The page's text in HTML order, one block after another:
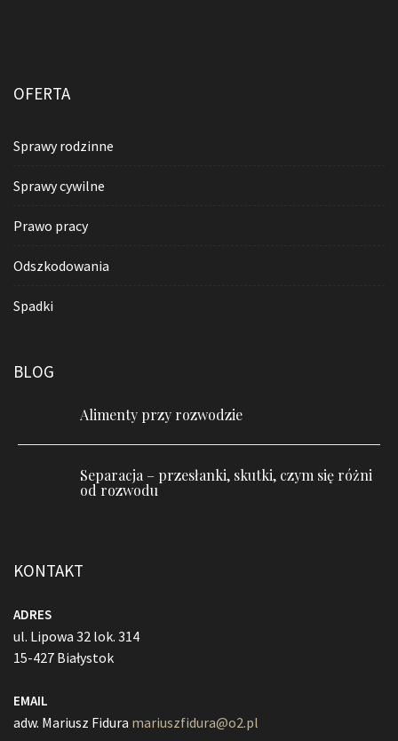
OFERTA
Sprawy rodzinne
Sprawy cywilne
Prawo pracy
Odszkodowania
Spadki
BLOG
Alimenty przy rozwodzie
Separacja – przesłanki, skutki, czym się różni
od rozwodu
KONTAKT
ADRES
ul. Lipowa 32 lok. 314
15-427 Białystok
EMAIL
adw. Mariusz Fidura mariuszfidura@o2.pl